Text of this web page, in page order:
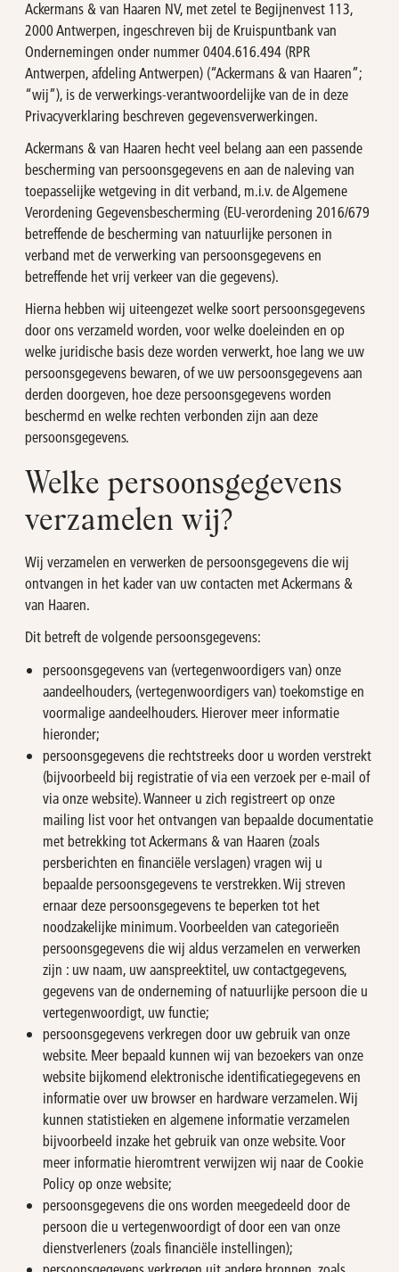
Ackermans & van Haaren NV, met zetel te Begijnenvest 113,
2000 Antwerpen, ingeschreven bij de Kruispuntbank van
Ondernemingen onder nummer 0404.616.494 (RPR
Antwerpen, afdeling Antwerpen) (“Ackermans & van Haaren”;
“wij”), is de verwerkings-verantwoordelijke van de in deze
Privacyverklaring beschreven gegevensverwerkingen.
Ackermans & van Haaren hecht veel belang aan een passende
bescherming van persoonsgegevens en aan de naleving van
toepasselijke wetgeving in dit verband, m.i.v. de Algemene
Verordening Gegevensbescherming (EU-verordening 2016/679
betreffende de bescherming van natuurlijke personen in
verband met de verwerking van persoonsgegevens en
betreffende het vrij verkeer van die gegevens).
Hierna hebben wij uiteengezet welke soort persoonsgegevens
door ons verzameld worden, voor welke doeleinden en op
welke juridische basis deze worden verwerkt, hoe lang we uw
persoonsgegevens bewaren, of we uw persoonsgegevens aan
derden doorgeven, hoe deze persoonsgegevens worden
beschermd en welke rechten verbonden zijn aan deze
persoonsgegevens.
Welke persoonsgegevens
verzamelen wij?
Wij verzamelen en verwerken de persoonsgegevens die wij
ontvangen in het kader van uw contacten met Ackermans &
van Haaren.
Dit betreft de volgende persoonsgegevens:
persoonsgegevens van (vertegenwoordigers van) onze
aandeelhouders, (vertegenwoordigers van) toekomstige en
voormalige aandeelhouders. Hierover meer informatie
hieronder;
persoonsgegevens die rechtstreeks door u worden verstrekt
(bijvoorbeeld bij registratie of via een verzoek per e-mail of
via onze website). Wanneer u zich registreert op onze
mailing list voor het ontvangen van bepaalde documentatie
met betrekking tot Ackermans & van Haaren (zoals
persberichten en financiële verslagen) vragen wij u
bepaalde persoonsgegevens te verstrekken. Wij streven
ernaar deze persoonsgegevens te beperken tot het
noodzakelijke minimum. Voorbeelden van categorieën
persoonsgegevens die wij aldus verzamelen en verwerken
zijn : uw naam, uw aanspreektitel, uw contactgegevens,
gegevens van de onderneming of natuurlijke persoon die u
vertegenwoordigt, uw functie;
persoonsgegevens verkregen door uw gebruik van onze
website. Meer bepaald kunnen wij van bezoekers van onze
website bijkomend elektronische identificatiegegevens en
informatie over uw browser en hardware verzamelen. Wij
kunnen statistieken en algemene informatie verzamelen
bijvoorbeeld inzake het gebruik van onze website. Voor
meer informatie hieromtrent verwijzen wij naar de Cookie
Policy op onze website;
persoonsgegevens die ons worden meegedeeld door de
persoon die u vertegenwoordigt of door een van onze
dienstverleners (zoals financiële instellingen);
OMP
Turbo's Hoet Group
V.Group
VKC Nuts
India & South East Asia
Life Sciences
Investeringscalculator
Aandeelhoudersstructuur